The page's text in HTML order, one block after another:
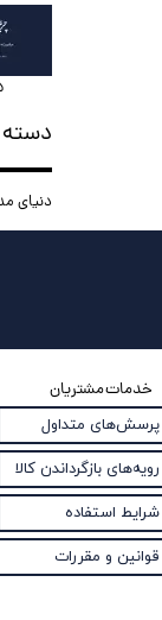
دنیای
خدمات مشتریان
پرسش‌های متداول
رویه‌های بازگرداندن کالا
شرایط استفاده
قوانین و مقررات